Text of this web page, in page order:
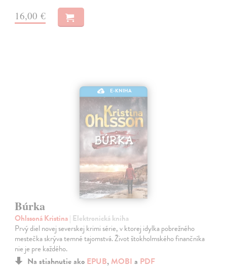
16,00 €
E-KNIHA
Búrka
Ohlssoná Kristina| Elektronická kniha
Prvý diel novej severskej krimi série, v ktorej idylka pobrežného
mestečka skrýva temné tajomstvá. Život štokholmského finančníka
nie je pre každého.
Na stiahnutie ako EPUB, MOBI a PDF